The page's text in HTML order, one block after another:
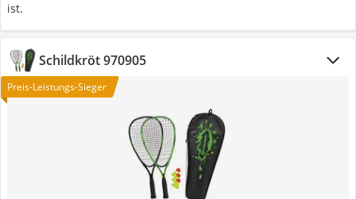
ist.
Schildkröt 970905
Preis-Leistungs-Sieger